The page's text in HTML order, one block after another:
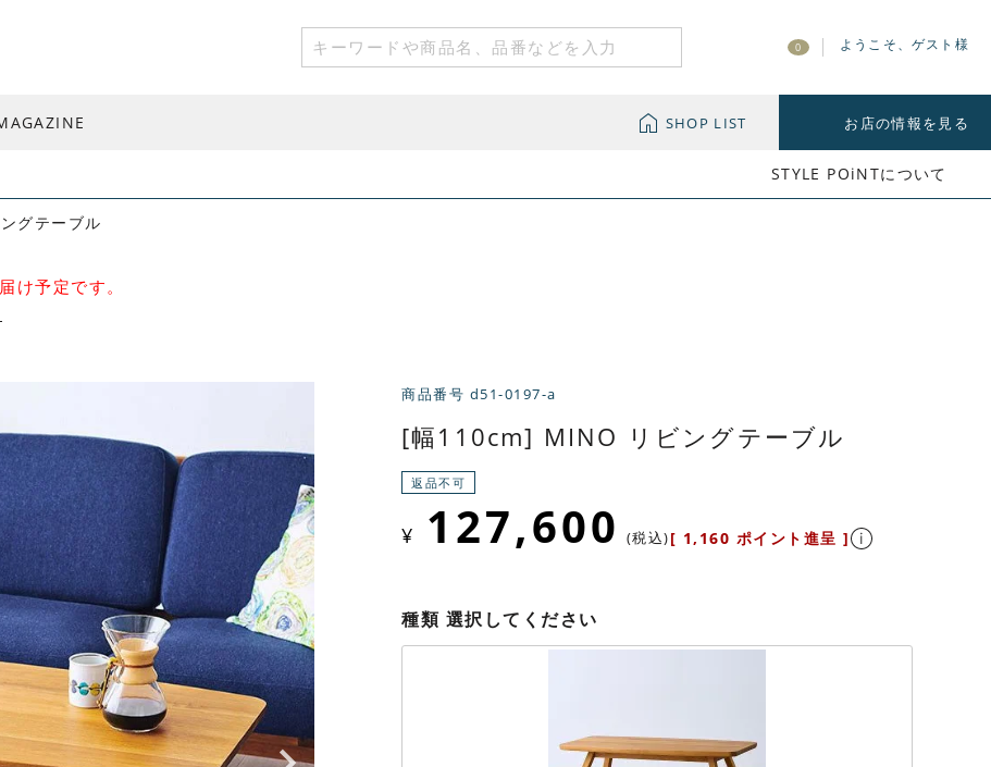
0 ようこそ、ゲスト様
SHOP LIST お店の情報を見る
STYLE POiNTについて
グテーブル
予定です。
商品番号 d51-0197-a
[幅110cm] MINO リビングテーブル
返品不可
¥ 127,600 税込 [ 1,160 ポイント進呈 ]
種類 選択してください